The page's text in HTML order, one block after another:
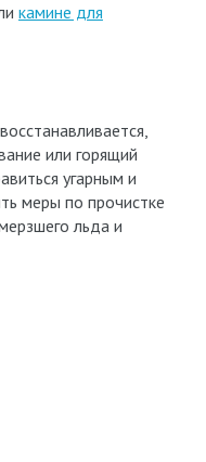
камине для
или горящий
угарным и
меры по прочистке
льда и